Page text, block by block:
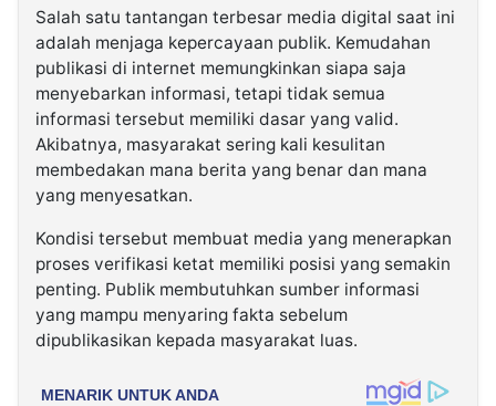
Salah satu tantangan terbesar media digital saat ini
adalah menjaga kepercayaan publik. Kemudahan
publikasi di internet memungkinkan siapa saja
menyebarkan informasi, tetapi tidak semua
informasi tersebut memiliki dasar yang valid.
Akibatnya, masyarakat sering kali kesulitan
membedakan mana berita yang benar dan mana
yang menyesatkan.
Kondisi tersebut membuat media yang menerapkan
proses verifikasi ketat memiliki posisi yang semakin
penting. Publik membutuhkan sumber informasi
yang mampu menyaring fakta sebelum
dipublikasikan kepada masyarakat luas.